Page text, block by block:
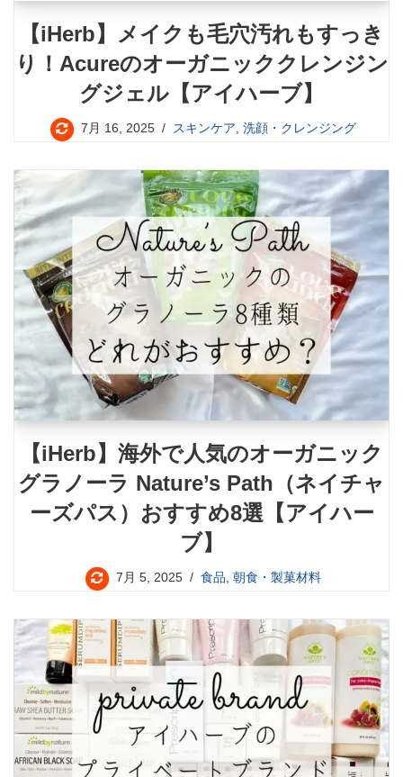
【iHerb】メイクも毛穴汚れもすっき
り！Acureのオーガニッククレンジン
グジェル【アイハーブ】
7月 16, 2025 スキンケア, 洗顔・クレンジング
【iHerb】海外で人気のオーガニック
グラノーラ Nature’s Path（ネイチャ
ーズパス）おすすめ8選【アイハー
ブ】
7月 5, 2025 食品 朝食・製菓材料